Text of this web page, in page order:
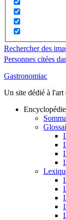
Rechercher des
Personnes citées
Gastronomiac
Un site dédié à l'art